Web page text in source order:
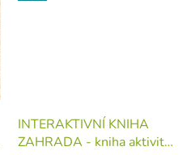
INTERAKTIVNÍ KNIHA
ZAHRADA - kniha aktivit